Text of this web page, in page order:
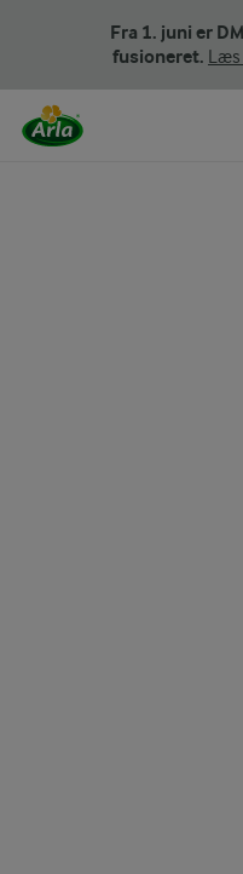
Fra 1. juni er
fusioneret. Læs